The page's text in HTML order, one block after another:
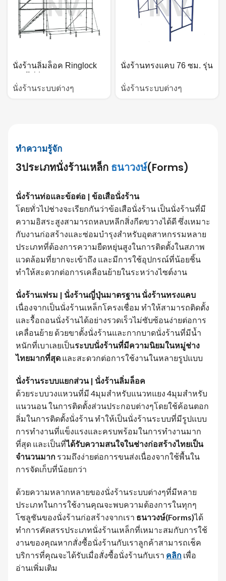
นั่งร้านลิ่มล็อค Ringlock
scaffold
นั่งร้านระบบต่างๆ
นั่งร้านทรงแคบ 76 ซม. รุ่น
นั่งร้านระบบต่างๆ
ทำความรู้จัก
3ประเภทนั่งร้านเหล็ก ธนาวงษ์(Forms)
นั่งร้านท่อและข้อต่อ | ข้อเสือนั่งร้าน
โดยทั่วไปช่างจะเรียกกันว่าข้อเสือนั่งร้าน เป็นนั่งร้านที่มี
ความอิสระสูงสามารถหลบหลีกสิ่งกีดขวางได้ดี ซึ่งเหมาะ
กับงานก่อสร้างและซ่อมบำรุงสำหรับอุตสาหกรรมหลาย
ประเภทที่ต้องการความยืดหยุ่นสูงในการติดตั้งในสภาพ
แวดล้อมที่ยากจะเข้าถึง และมีการใช้อุปกรณ์ที่น้อยชิ้น
ทำให้สะดวกต่อการเคลื่อนย้ายในระหว่างไซต์งาน
นั่งร้านเฟรม | นั่งร้านญี่ปุ่นมาตรฐาน นั่งร้านทรงแคบ
เนื่องจากเป็นนั่งร้านเหล็กโครงเชื่อม ทำให้สามารถติดตั้ง
และรื้อถอนนั่งร้านได้อย่างรวดเร็วไม่ซับซ้อนง่ายต่อการ
เคลื่อนย้าย ด้วยขาตั้งนั่งร้านและกากบาดนั่งร้านที่มีน้ำ
หนักที่เบาเลยเป็นระบบนั่งร้านที่มีความนิยมในหมู่ช่าง
ไทยมากที่สุด และสะดวกต่อการใช้งานในหลายรูปแบบ
นั่งร้านระบบแยกส่วน | นั่งร้านลิ่มล็อค
ด้วยระบบวงแหวนที่มี 4มุมสำหรับแนวทแยง 4มุมสำหรับ
แนวนอน ในการติดตั้งส่วนประกอบต่างๆโดยใช้ค้อนตอก
ลิ่มในการติดตั้งนั่งร้าน ทำให้เป็นนั่งร้านระบบที่มีรูปแบบ
การทำงานที่แข็งแรงและครบพร้อมในการทำงานมาก
ที่สุด และเป็นที่ได้รับความสนใจในช่างก่อสร้างไทยเป็น
จำนวนมาก รวมถึงง่ายต่อการขนส่งเนื่องจากใช้พื้นใน
การจัดเก็บที่น้อยกว่า
ด้วยความหลากหลายของนั่งร้านระบบต่างๆที่มีหลาย
ประเภทในการใช้งานคุณจะพบความต้องการในทุกๆ
โซลูชันของนั่งร้านก่อสร้างจากเรา ธนาวงษ์(Forms)ได้
ทำการคัดสรรประเภทนั่งร้านเหล็กที่เหมาะสมกับการใช้
งานของคุณหากสั่งซื้อนั่งร้านกับเราลูกค้าสามารถเช็ค
บริการที่คุณจะได้รับเมื่อสั่งซื้อนั่งร้านกับเรา คลิก เพื่อ
อ่านเพิ่มเติม